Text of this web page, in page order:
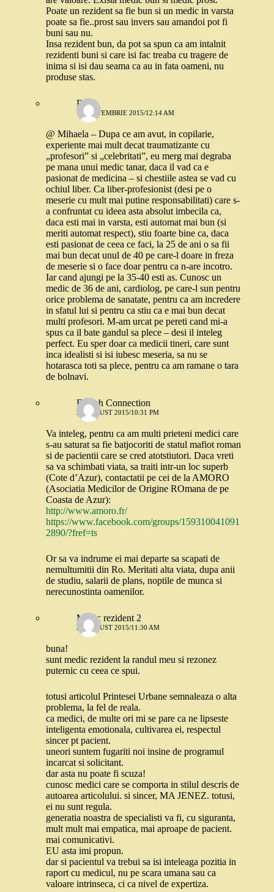
Poate un rezident sa fie bun si un medic in varsta
poate sa fie..prost sau invers sau amandoi pot fi
buni sau nu.
Insa rezident bun, da pot sa spun ca am intalnit
rezidenti buni si care isi fac treaba cu tragere de
inima si isi dau seama ca au in fata oameni, nu
produse stas.
Daria
19 SEPTEMBRIE 2015/12:14 AM
@ Mihaela – Dupa ce am avut, in copilarie,
experiente mai mult decat traumatizante cu
„profesori” si „celebritati”, eu merg mai degraba
pe mana unui medic tanar, daca il vad ca e
pasionat de medicina – si chestiile astea se vad cu
ochiul liber. Ca liber-profesionist (desi pe o
meserie cu mult mai putine responsabilitati) care s-
a confruntat cu ideea asta absolut imbecila ca,
daca esti mai in varsta, esti automat mai bun (si
meriti automat respect), stiu foarte bine ca, daca
esti pasionat de ceea ce faci, la 25 de ani o sa fii
mai bun decat unul de 40 pe care-l doare in freza
de meserie si o face doar pentru ca n-are incotro.
Iar cand ajungi pe la 35-40 esti as. Cunosc un
medic de 36 de ani, cardiolog, pe care-l sun pentru
orice problema de sanatate, pentru ca am incredere
in sfatul lui si pentru ca stiu ca e mai bun decat
multi profesori. M-am urcat pe pereti cand mi-a
spus ca il bate gandul sa plece – desi il inteleg
perfect. Eu sper doar ca medicii tineri, care sunt
inca idealisti si isi iubesc meseria, sa nu se
hotarasca toti sa plece, pentru ca am ramane o tara
de bolnavi.
French Connection
28 AUGUST 2015/10:31 PM
Va inteleg, pentru ca am multi prieteni medici care
s-au saturat sa fie batjocoriti de statul mafiot roman
si de pacientii care se cred atotstiutori. Daca vreti
sa va schimbati viata, sa traiti intr-un loc superb
(Cote d’Azur), contactatii pe cei de la AMORO
(Asociatia Medicilor de Origine ROmana de pe
Coasta de Azur):
http://www.amoro.fr/
https://www.facebook.com/groups/159310041091
2890/?fref=ts
Or sa va indrume ei mai departe sa scapati de
nemultumitii din Ro. Meritati alta viata, dupa anii
de studiu, salarii de plans, noptile de munca si
nerecunostinta oamenilor.
Medic rezident 2
29 AUGUST 2015/11:30 AM
buna!
sunt medic rezident la randul meu si rezonez
puternic cu ceea ce spui.
totusi articolul Printesei Urbane semnaleaza o alta
problema, la fel de reala.
ca medici, de multe ori mi se pare ca ne lipseste
inteligenta emotionala, cultivarea ei, respectul
sincer pt pacient.
uneori suntem fugariti noi insine de programul
incarcat si solicitant.
dar asta nu poate fi scuza!
cunosc medici care se comporta in stilul descris de
autoarea articolului. si sincer, MA JENEZ. totusi,
ei nu sunt regula.
generatia noastra de specialisti va fi, cu siguranta,
mult mult mai empatica, mai aproape de pacient.
mai comunicativi.
EU asta imi propun.
dar si pacientul va trebui sa isi inteleaga pozitia in
raport cu medicul, nu pe scara umana sau ca
valoare intrinseca, ci ca nivel de expertiza.